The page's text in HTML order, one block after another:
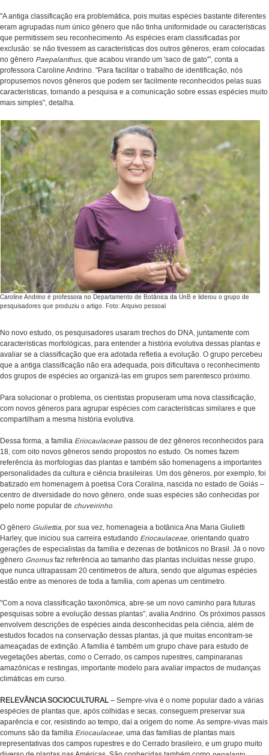
"A antiga classificação era problemática, pois muitas espécies bastante diferentes
eram agrupadas num único gênero que não tinha uniformidade ou características
que permitissem seu reconhecimento. As espécies eram classificadas por
exclusão: se não tivessem as características dos outros gêneros, eram colocadas
no gênero Paepalanthus, que acabou virando um 'saco de gato'", conta a
professora Caroline Andrino. "Para facilitar o trabalho de identificação, nós
propusemos novos gêneros que podem ser facilmente reconhecidos pelas suas
características, tornando a pesquisa e a comunicação sobre essas espécies muito
mais simples", detalha.
Caroline Andrino é professora no Departamento de Botânica da UnB e liderou o grupo de
pesquisadores que produziu o artigo. Foto: Arquivo pessoal
No novo estudo, os pesquisadores usaram trechos do DNA, juntamente com
características morfológicas, para entender a história evolutiva dessas plantas e
avaliar se a classificação que era adotada refletia a evolução. O grupo percebeu
que a antiga classificação não era adequada, pois dificultava o reconhecimento
dos grupos de espécies ao organizá-las em grupos sem parentesco próximo.
Para solucionar o problema, os cientistas propuseram uma nova classificação,
com novos gêneros para agrupar espécies com características similares e que
compartilham a mesma história evolutiva.
Dessa forma, a família Eriocaulaceae passou de dez gêneros reconhecidos para
18, com oito novos gêneros sendo propostos no estudo. Os nomes fazem
referência às morfologias das plantas e também são homenagens a importantes
personalidades da cultura e ciência brasileiras. Um dos gêneros, por exemplo, foi
batizado em homenagem à poetisa Cora Coralina, nascida no estado de Goiás –
centro de diversidade do novo gênero, onde suas espécies são conhecidas por
pelo nome popular de chuveirinho.
O gênero Giuliettia, por sua vez, homenageia a botânica Ana Maria Giulietti
Harley, que iniciou sua carreira estudando Eriocaulaceae, orientando quatro
gerações de especialistas da família e dezenas de botânicos no Brasil. Já o novo
gênero Gnomusfaz referência ao tamanho das plantas incluídas nesse grupo,
que nunca ultrapassam 20 centímetros de altura, sendo que algumas espécies
estão entre as menores de toda a família, com apenas um centímetro.
"Com a nova classificação taxonômica, abre-se um novo caminho para futuras
pesquisas sobre a evolução dessas plantas", avalia Andrino. Os próximos passos
envolvem descrições de espécies ainda desconhecidas pela ciência, além de
estudos focados na conservação dessas plantas, já que muitas encontram-se
ameaçadas de extinção. A família é também um grupo chave para estudo de
vegetações abertas, como o Cerrado, os campos rupestres, campinaranas
amazônicas e restingas, importante modelo para avaliar impactos de mudanças
climáticas em curso.
RELEVÂNCIA SOCIOCULTURAL – Sempre-viva é o nome popular dado a várias
espécies de plantas que, após colhidas e secas, conseguem preservar sua
aparência e cor, resistindo ao tempo, daí a origem do nome. As sempre-vivas mais
comuns são da família Eriocaulaceae, uma das famílias de plantas mais
representativas dos campos rupestres e do Cerrado brasileiro, e um grupo muito